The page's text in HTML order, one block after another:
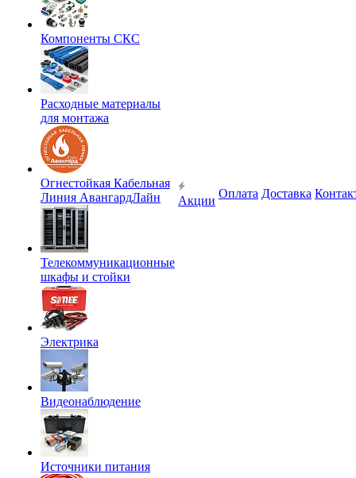
Компоненты СКС
Расходные материалы
для монтажа
Огнестойкая Кабельная
Линия АвангардЛайн
Телекоммуникационные
шкафы и стойки
Электрика
Видеонаблюдение
Источники питания
Акции
Оплата Доставка